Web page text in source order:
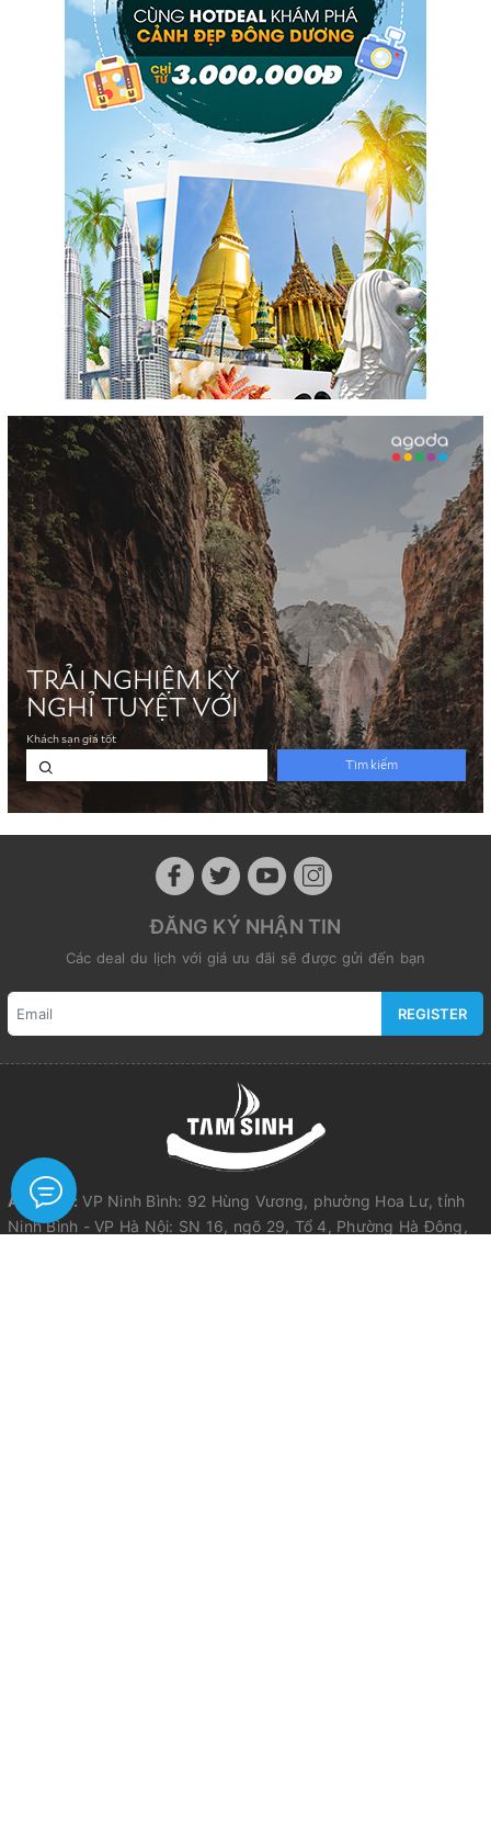
ĐĂNG KÝ NHẬN TIN
Các deal du lịch với giá ưu đãi sẽ được gửi đến bạn
REGISTER
Address: VP Ninh Bình: 92 Hùng Vương, phường Hoa Lư, tỉnh
Ninh Bình - VP Hà Nội: SN 16, ngõ 29, Tổ 4, Phường Hà Đông,